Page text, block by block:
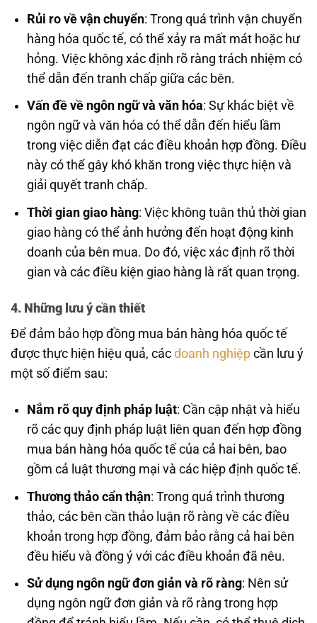
Rủi ro về vận chuyển: Trong quá trình vận chuyển
hàng hóa quốc tế, có thể xảy ra mất mát hoặc hư
hỏng. Việc không xác định rõ ràng trách nhiệm có
thể dẫn đến tranh chấp giữa các bên.
Vấn đề về ngôn ngữ và văn hóa: Sự khác biệt về
ngôn ngữ và văn hóa có thể dẫn đến hiểu lầm
trong việc diễn đạt các điều khoản hợp đồng. Điều
này có thể gây khó khăn trong việc thực hiện và
giải quyết tranh chấp.
Thời gian giao hàng: Việc không tuân thủ thời gian
giao hàng có thể ảnh hưởng đến hoạt động kinh
doanh của bên mua. Do đó, việc xác định rõ thời
gian và các điều kiện giao hàng là rất quan trọng.
4. Những lưu ý cần thiết
Để đảm bảo hợp đồng mua bán hàng hóa quốc tế
được thực hiện hiệu quả, các doanh nghiệp cần lưu ý
một số điểm sau:
Nắm rõ quy định pháp luật: Cần cập nhật và hiểu
rõ các quy định pháp luật liên quan đến hợp đồng
mua bán hàng hóa quốc tế của cả hai bên, bao
gồm cả luật thương mại và các hiệp định quốc tế.
Thương thảo cẩn thận: Trong quá trình thương
thảo, các bên cần thảo luận rõ ràng về các điều
khoản trong hợp đồng, đảm bảo rằng cả hai bên
đều hiểu và đồng ý với các điều khoản đã nêu.
Sử dụng ngôn ngữ đơn giản và rõ ràng: Nên sử
dụng ngôn ngữ đơn giản và rõ ràng trong hợp